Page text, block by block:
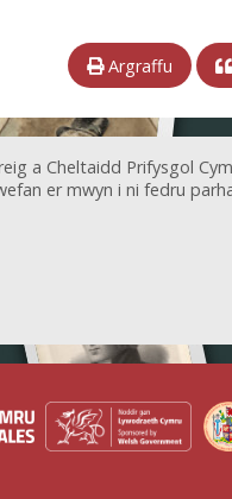
Argraffu
a Cheltaidd Prifysgol
er mwyn i ni fedru